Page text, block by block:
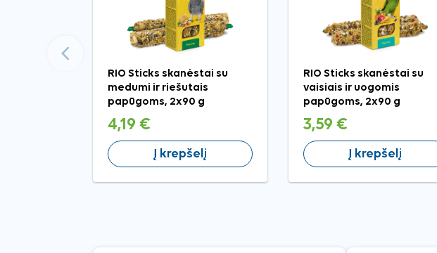
RIO Sticks skanėstai su
medumi ir riešutais
papūgoms, 2x90 g
4,19 €
Į krepšelį
RIO Sticks skanėstai su
vaisiais ir uogomis
papūgoms, 2x90 g
3,59 €
Į krepšelį